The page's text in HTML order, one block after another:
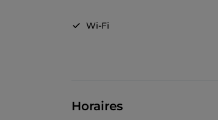
Wi-Fi
Horaires